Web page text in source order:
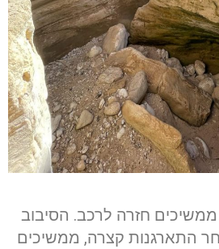
חזרה לרכב. הסיבוב
התארגנות קצרה, ממשיכים